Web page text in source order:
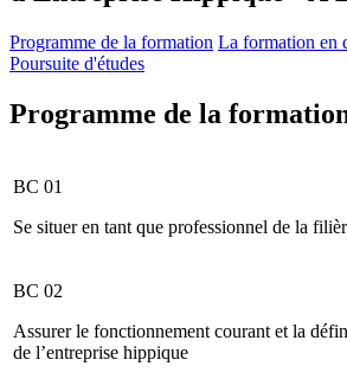
Programme de la formation La formation en
Poursuite d'études
Programme de la
BC 01
Se situer en tant que professionnel de la
BC 02
Assurer le fonctionnement courant et la
de l’entreprise hippique